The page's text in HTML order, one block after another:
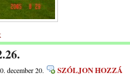
december 20. SZÓLJON HOZZÁ